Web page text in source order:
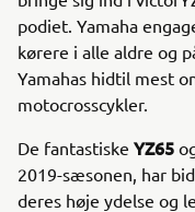
podiet. Yamaha
kørere i alle aldre og
Yamahas hidtil mest
motocrosscykler.
De fantastiske YZ65
2019-sæsonen, har
deres høje ydelse og